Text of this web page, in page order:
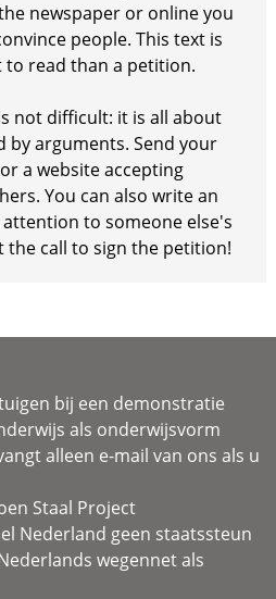
newspaper or online you
people. This text is
to read than a petition.
not difficult: it is all about
arguments. Send your
a website accepting
You can also write an
to someone else's
call to sign the petition!
bij een demonstratie
als onderwijsvorm
alleen e-mail van ons als u
Staal Project
Nederland geen staatssteun
wegennet als